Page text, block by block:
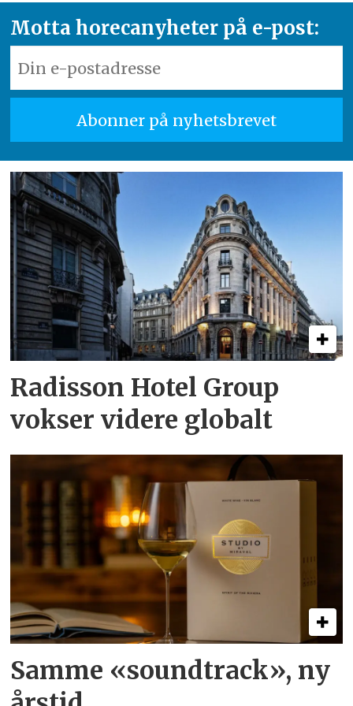
Motta horecanyheter på e-post:
Radisson Hotel Group
vokser videre globalt
Samme «soundtrack», ny